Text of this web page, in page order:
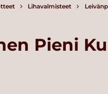
Lihavalmisteet
Pieni